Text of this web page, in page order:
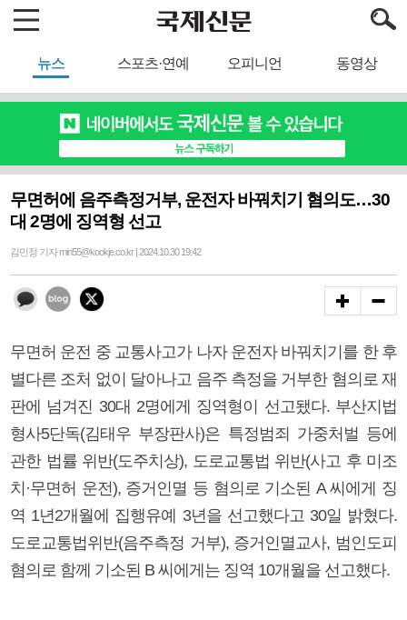
뉴스 스포츠·연예 오피니언 동영상
무면허에 음주측정거부, 운전자 바꿔치기 혐의도…30
대 2명에 징역형 선고
김민정 기자 min55@kookje.co.kr | 2024.10.30 19:42
무면허 운전 중 교통사고가 나자 운전자 바꿔치기를 한 후
별다른 조처 없이 달아나고 음주 측정을 거부한 혐의로 재
판에 넘겨진 30대 2명에게 징역형이 선고됐다. 부산지법
형사5단독(김태우 부장판사)은 특정범죄 가중처벌 등에
관한 법률 위반(도주치상), 도로교통법 위반(사고 후 미조
치·무면허 운전), 증거인멸 등 혐의로 기소된 A 씨에게 징
역 1년2개월에 집행유예 3년을 선고했다고 30일 밝혔다.
도로교통법위반(음주측정 거부), 증거인멸교사, 범인도피
혐의로 함께 기소된 B 씨에게는 징역 10개월을 선고했다.